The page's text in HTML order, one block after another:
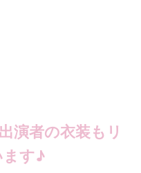
演者の衣装もリ
ます♪